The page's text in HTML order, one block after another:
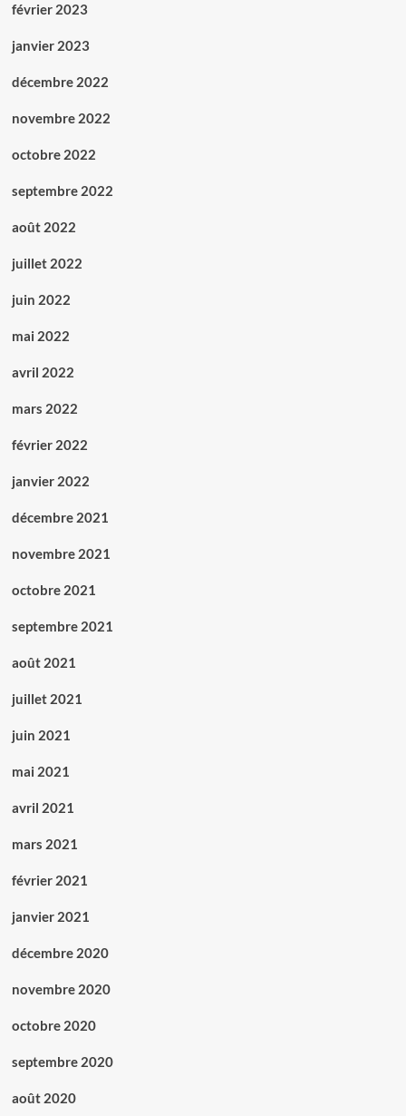
février 2023
janvier 2023
décembre 2022
novembre 2022
octobre 2022
septembre 2022
août 2022
juillet 2022
juin 2022
mai 2022
avril 2022
mars 2022
février 2022
janvier 2022
décembre 2021
novembre 2021
octobre 2021
septembre 2021
août 2021
juillet 2021
juin 2021
mai 2021
avril 2021
mars 2021
février 2021
janvier 2021
décembre 2020
novembre 2020
octobre 2020
septembre 2020
août 2020